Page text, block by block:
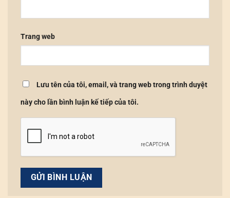
Trang web
Lưu tên của tôi, email, và trang web trong trình duyệt
này cho lần bình luận kế tiếp của tôi.